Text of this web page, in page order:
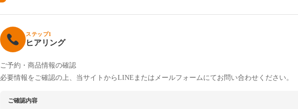
ステップ1
ヒアリング
ご予約・商品情報の確認
必要情報をご確認の上、当サイトからLINEまたはメールフォームにてお問い合わせください。
ご確認内容